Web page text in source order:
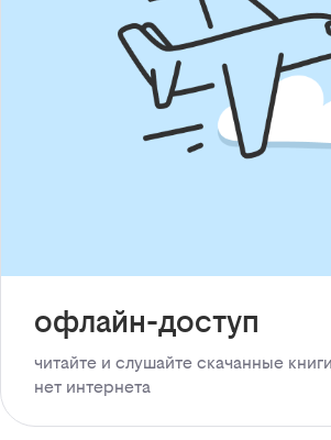
офлайн-доступ
читайте и слушайте скачанные
нет интернета